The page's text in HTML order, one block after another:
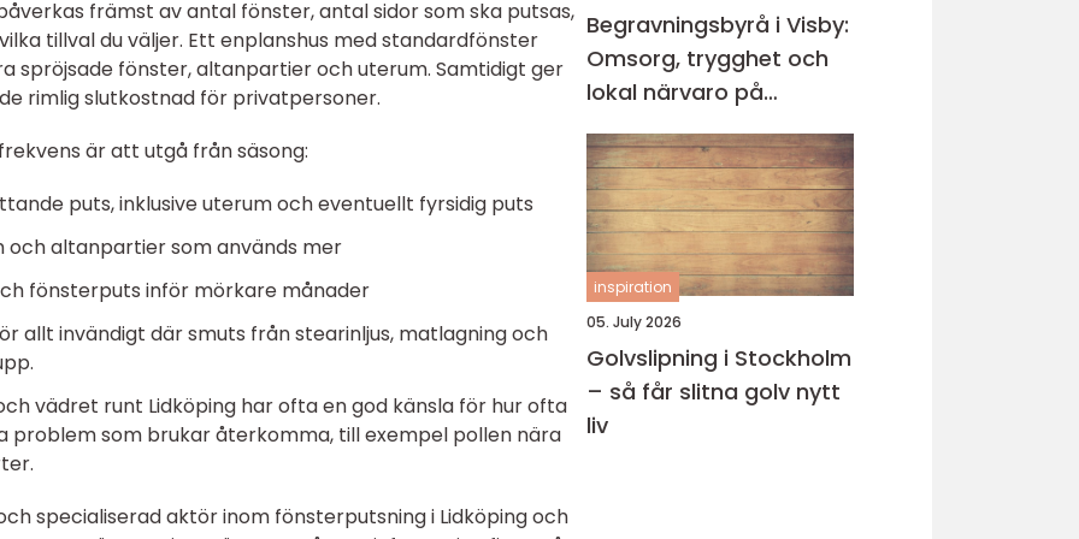
främst av antal fönster, antal sidor som ska putsas,
tillval du väljer. Ett enplanshus med standardfönster
spröjsade fönster, altanpartier och uterum. Samtidigt ger
rimlig slutkostnad för privatpersoner.
är att utgå från säsong:
puts, inklusive uterum och eventuellt fyrsidig puts
och altanpartier som används mer
fönsterputs inför mörkare månader
allt invändigt där smuts från stearinljus, matlagning och
vädret runt Lidköping har ofta en god känsla för hur ofta
problem som brukar återkomma, till exempel pollen nära
specialiserad aktör inom fönsterputsning i Lidköping och
Begravningsbyrå i Visby:
Omsorg, trygghet och
lokal närvaro på
Gotland
inspiration
05. July 2026
Golvslipning i Stockholm
– så får slitna golv nytt
liv